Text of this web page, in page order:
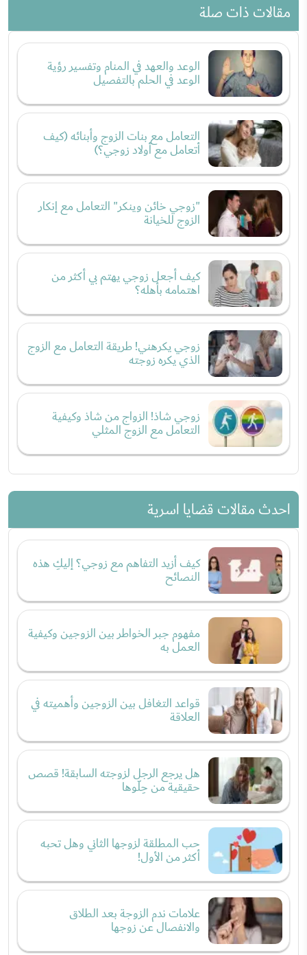
مقالات ذات صلة
الوعد والعهد في المنام وتفسير رؤية
الوعد في الحلم بالتفصيل
التعامل مع بنات الزوج وأبنائه (كيف
أتعامل مع أولاد زوجي؟)
"زوجي خائن وينكر" التعامل مع إنكار
الزوج للخيانة
كيف أجعل زوجي يهتم بي أكثر من
اهتمامه بأهله؟
زوجي يكرهني! طريقة التعامل مع الزوج
الذي يكره زوجته
زوجي شاذ! الزواج من شاذ وكيفية
التعامل مع الزوج المثلي
احدث مقالات قضايا اسرية
كيف أزيد التفاهم مع زوجي؟ إليكِ هذه
النصائح
مفهوم جبر الخواطر بين الزوجين وكيفية
العمل به
قواعد التغافل بين الزوجين وأهميته في
العلاقة
هل يرجع الرجل لزوجته السابقة! قصص
حقيقية من حِلّوها
حب المطلقة لزوجها الثاني وهل تحبه
أكثر من الأول!
علامات ندم الزوجة بعد الطلاق
والانفصال عن زوجها